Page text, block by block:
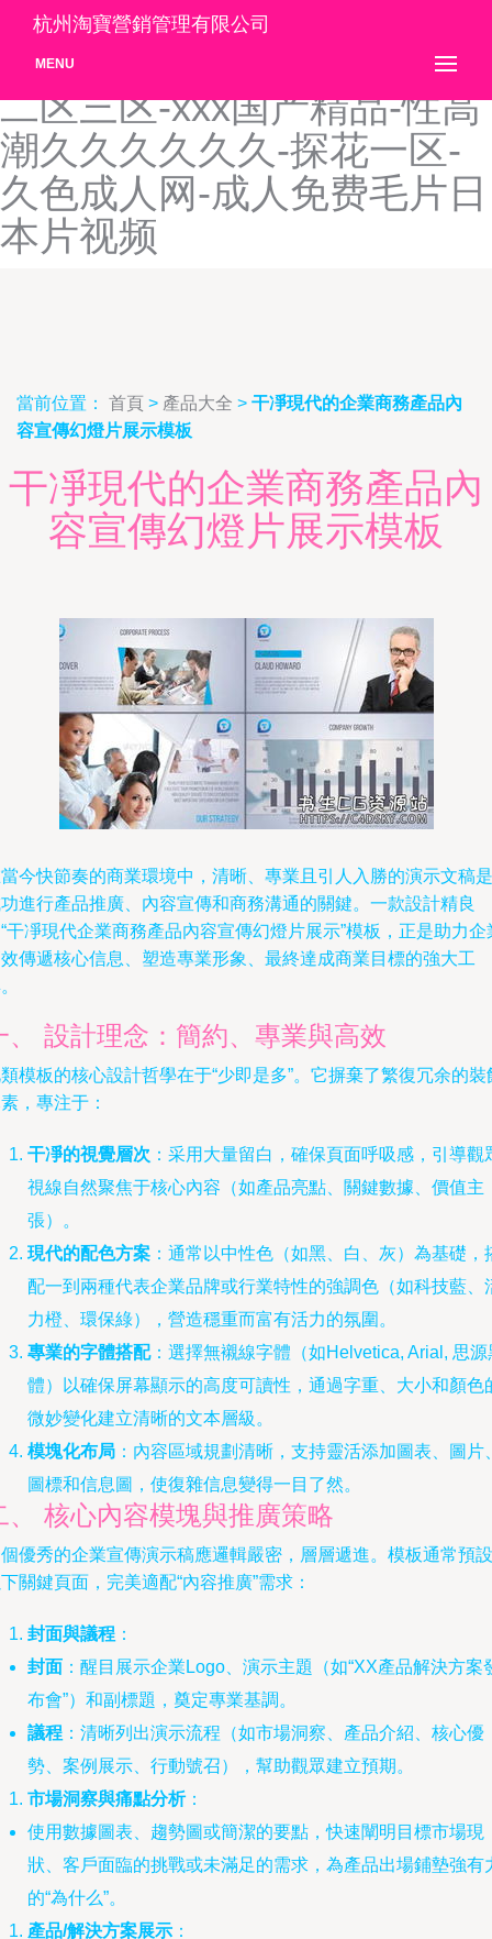
国产毛片毛片毛片-蜜桃av乱
码一区二区三区-色综合一区
二区三区-xxx国产精品-性高
潮久久久久久久-探花一区-
久色成人网-成人免费毛片日
本片视频
杭州淘寶營銷管理有限公司
MENU
當前位置： 首頁 > 產品大全 > 干凈現代的企業商務產品內
容宣傳幻燈片展示模板
干凈現代的企業商務產品內
容宣傳幻燈片展示模板
今快節奏的商業環境中，清晰、專業且引人入勝的演示文稿是
進行產品推廣、內容宣傳和商務溝通的關鍵。一款設計精良
干凈現代企業商務產品內容宣傳幻燈片展示”模板，正是助力企
傳遞核心信息、塑造專業形象、最終達成商業目標的強大工
、 設計理念：簡約、專業與高效
模板的核心設計哲學在于“少即是多”。它摒棄了繁復冗余的裝
，專注于：
干凈的視覺層次 ：采用大量留白，確保頁面呼吸感，引導觀
視線自然聚焦于核心內容（如產品亮點、關鍵數據、價值主
張）。
現代的配色方案 ：通常以中性色（如黑、白、灰）為基礎，
配一到兩種代表企業品牌或行業特性的強調色（如科技藍、
力橙、環保綠），營造穩重而富有活力的氛圍。
專業的字體搭配：選擇無襯線字體（如Helvetica, Arial, 思源
體）以確保屏幕顯示的高度可讀性，通過字重、大小和顏色
微妙變化建立清晰的文本層級。
模塊化布局 ：內容區域規劃清晰，支持靈活添加圖表、圖片
圖標和信息圖，使復雜信息變得一目了然。
、 核心內容模塊與推廣策略
優秀的企業宣傳演示稿應邏輯嚴密，層層遞進。模板通常預設
關鍵頁面，完美適配“內容推廣”需求：
封面與議程 ：
封面 ：醒目展示企業Logo、演示主題（如“XX產品解決方案
布會”）和副標題，奠定專業基調。
議程 ：清晰列出演示流程（如市場洞察、產品介紹、核心優
勢、案例展示、行動號召），幫助觀眾建立預期。
市場洞察與痛點分析：
使用數據圖表、趨勢圖或簡潔的要點，快速闡明目標市場現
狀、客戶面臨的挑戰或未滿足的需求，為產品出場鋪墊強有
的“為什么”。
產品/解決方案展示 ：